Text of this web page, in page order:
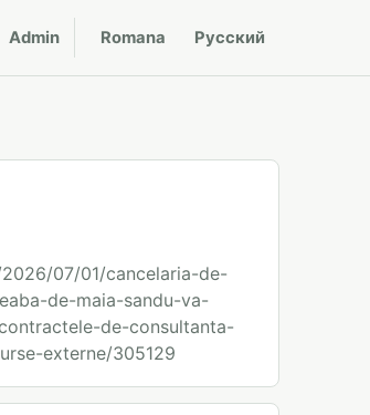
Admin Romana Русский
07/01/cancelaria-de-
de-maia-sandu-va-
de-consultanta-
externe/305129